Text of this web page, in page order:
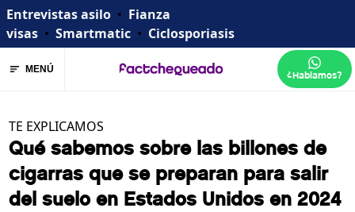
Entrevistas asilo • Fianza
visas • Smartmatic • Ciclosporiasis
MENÚ ¿Hablamos?
TE EXPLICAMOS
Qué sabemos sobre las billones de
cigarras que se preparan para salir
del suelo en Estados Unidos en 2024